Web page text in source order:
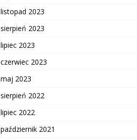
listopad 2023
sierpień 2023
lipiec 2023
czerwiec 2023
maj 2023
sierpień 2022
lipiec 2022
październik 2021